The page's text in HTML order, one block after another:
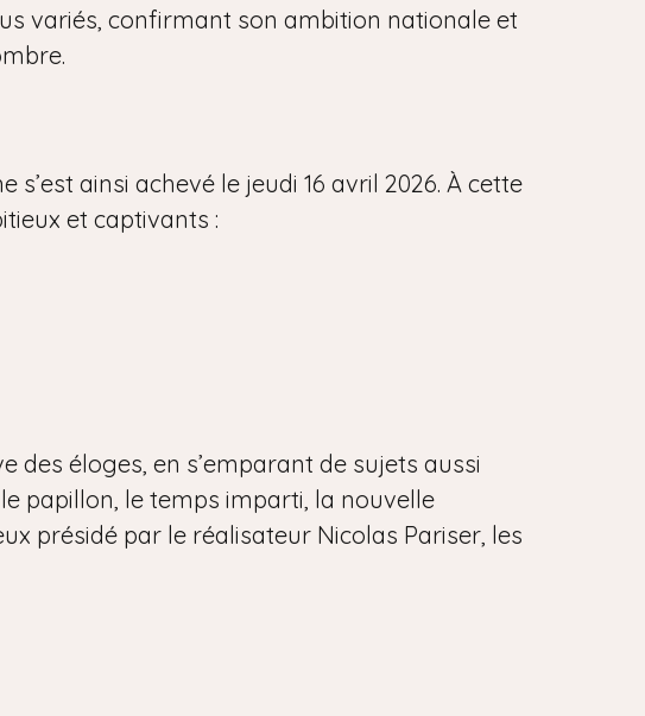
variés, confirmant son ambition nationale et
ainsi achevé le jeudi 16 avril 2026. À cette
et captivants :
des éloges, en s’emparant de sujets aussi
papillon, le temps imparti, la nouvelle
présidé par le réalisateur Nicolas Pariser, les